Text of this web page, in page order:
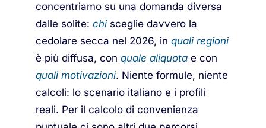
concentriamo su una domanda diversa
dalle solite: chisceglie davvero la
cedolare secca nel 2026, in quali regioni
è più diffusa, con quale aliquota e con
quali motivazioni. Niente formule, niente
calcoli: lo scenario italiano e i profili
reali. Per il calcolo di convenienza